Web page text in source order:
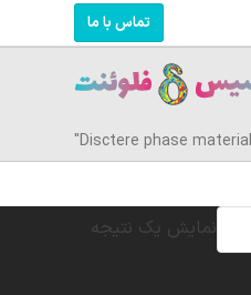
تماس با ما
نمایش یک نتیجه